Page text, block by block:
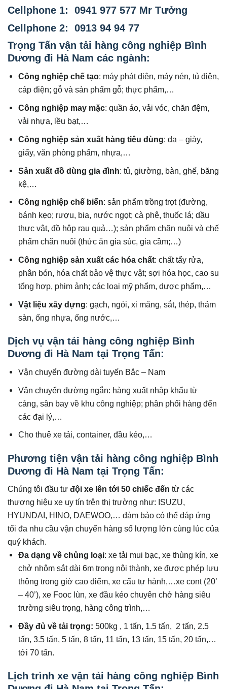
Cellphone 1: 0941 977 577 Mr Tưởng
Cellphone 2: 0913 94 94 77
Trọng Tấn vận tải hàng công nghiệp Bình
Dương đi Hà Nam các ngành:
Công nghiệp chế tạo: máy phát điện, máy nén, tủ điện,
cáp điện; gỗ và sản phẩm gỗ; thực phẩm,…
Công nghiệp may mặc: quần áo, vải vóc, chăn đệm,
vải nhựa, lều bạt,…
Công nghiệp sản xuất hàng tiêu dùng: da – giày,
giấy, văn phòng phẩm, nhựa,…
Sản xuất đồ dùng gia đình: tủ, giường, bàn, ghế, băng
kệ,…
Công nghiệp chế biến: sản phẩm trồng trọt (đường,
bánh kẹo; rượu, bia, nước ngọt; cà phê, thuốc lá; dầu
thực vật, đồ hộp rau quả…); sản phẩm chăn nuôi và chế
phẩm chăn nuôi (thức ăn gia súc, gia cầm;…)
Công nghiệp sản xuất các hóa chất: chất tẩy rửa,
phân bón, hóa chất bảo vệ thực vật; sợi hóa học, cao su
tổng hợp, phim ảnh; các loại mỹ phẩm, dược phẩm,…
Vật liệu xây dựng: gạch, ngói, xi măng, sắt, thép, thảm
sàn, ống nhựa, ống nước,…
Dịch vụ vận tải hàng công nghiệp Bình
Dương đi Hà Nam tại Trọng Tấn:
Vận chuyển đường dài tuyến Bắc – Nam
Vận chuyển đường ngắn: hàng xuất nhập khẩu từ
cảng, sân bay về khu công nghiệp; phân phối hàng đến
các đại lý,…
Cho thuê xe tải, container, đầu kéo,…
Phương tiện vận tải hàng công nghiệp Bình
Dương đi Hà Nam tại Trọng Tấn:
Chúng tôi đầu tư đội xe lên tới 50 chiếc đến từ các
thương hiệu xe uy tín trên thị trường như: ISUZU,
HYUNDAI, HINO, DAEWOO,… đảm bảo có thể đáp ứng
tối đa nhu cầu vận chuyển hàng số lượng lớn cùng lúc của
quý khách.
Đa dạng về chủng loại: xe tải mui bạc, xe thùng kín, xe
chở nhôm sắt dài 6m trong nội thành, xe được phép lưu
thông trong giờ cao điểm, xe cẩu tự hành,…xe cont (20’
– 40’), xe Fooc lùn, xe đầu kéo chuyên chở hàng siêu
trường siêu trọng, hàng công trình,…
Đầy đủ về tải trọng:500kg , 1 tấn, 1.5 tấn, 2 tấn, 2.5
tấn, 3.5 tấn, 5 tấn, 8 tấn, 11 tấn, 13 tấn, 15 tấn, 20 tấn,…
tới 70 tấn.
Lịch trình xe vận tải hàng công nghiệp Bình